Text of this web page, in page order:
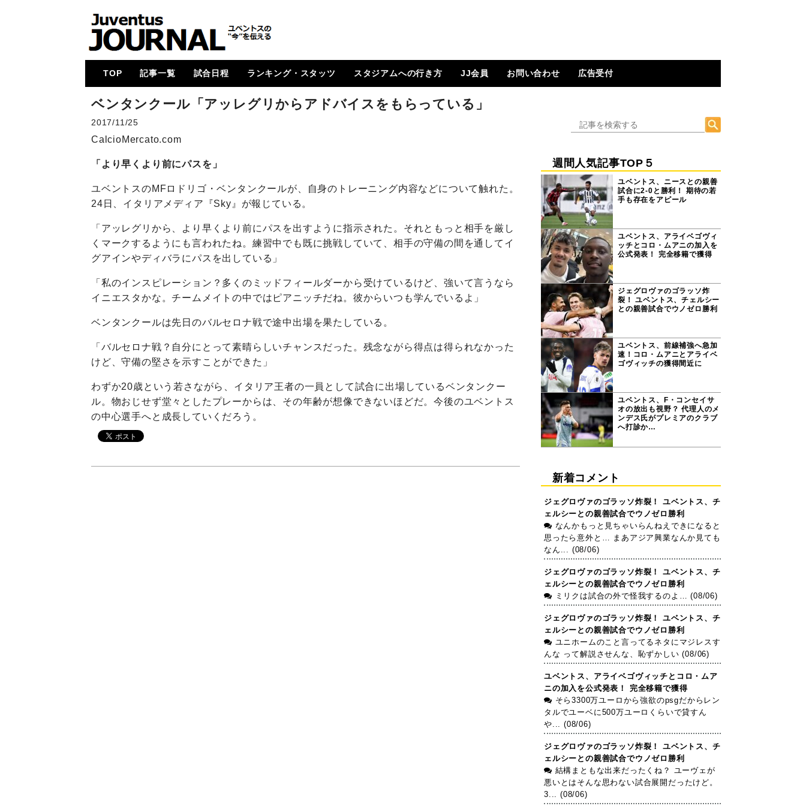
TOP 記事一覧
メイン
コラム
特集
メルカート
動画
試合レビュー
招集メンバー
UCL
U23・下部組織・
Women
カルチョ全般
試合日程
2017-18
2018-19
2019-20
2020-21
2021-22
2022-23
2023-24
2024-25
ランキング・スタッツ
各国順位表
次節 日程一覧
ゴールランキング
スタジアムへの行き方
はじめに
How To Go ?
JJ会員
JJ会員とは
ログイン
会員ページ
登録方法（図解）
お問い合わせ 広告受付
ベンタンクール「アッレグリからアドバイスをもらっている」
2017/11/25
CalcioMercato.com
「より早くより前にパスを」
ユベントスのMFロドリゴ・ベンタンクールが、自身のトレーニング内容などについて触れた。
24日、イタリアメディア『Sky』が報じている。
「アッレグリから、より早くより前にパスを出すように指示された。それともっと相手を厳し
くマークするようにも言われたね。練習中でも既に挑戦していて、相手の守備の間を通してイ
グアインやディバラにパスを出している」
「私のインスピレーション？多くのミッドフィールダーから受けているけど、強いて言うなら
イニエスタかな。チームメイトの中ではピアニッチだね。彼からいつも学んでいるよ」
ベンタンクールは先日のバルセロナ戦で途中出場を果たしている。
「バルセロナ戦？自分にとって素晴らしいチャンスだった。残念ながら得点は得られなかった
けど、守備の堅さを示すことができた」
わずか20歳という若さながら、イタリア王者の一員として試合に出場しているベンタンクー
ル。物おじせず堂々としたプレーからは、その年齢が想像できないほどだ。今後のユベントス
の中心選手へと成長していくだろう。
週間人気記事TOP５
ユベントス、ニースとの親善
試合に2-0と勝利！ 期待の若
手も存在をアピール
ユベントス、アライベゴヴィ
ッチとコロ・ムアニの加入を
公式発表！ 完全移籍で獲得
ジェグロヴァのゴラッソ炸
裂！ ユベントス、チェルシー
との親善試合でウノゼロ勝利
ユベントス、前線補強へ急加
速！コロ・ムアニとアライベ
ゴヴィッチの獲得間近に
ユベントス、F・コンセイサ
オの放出も視野？ 代理人のメ
ンデス氏がプレミアのクラブ
へ打診か…
新着コメント
ジェグロヴァのゴラッソ炸裂！ ユベントス、チ
ェルシーとの親善試合でウノゼロ勝利
なんかもっと見ちゃいらんねえできになると
思ったら意外と… まあアジア興業なんか見ても
なん... (08/06)
ジェグロヴァのゴラッソ炸裂！ ユベントス、チ
ェルシーとの親善試合でウノゼロ勝利
ミリクは試合の外で怪我するのよ… (08/06)
ジェグロヴァのゴラッソ炸裂！ ユベントス、チ
ェルシーとの親善試合でウノゼロ勝利
ユニホームのこと言ってるネタにマジレスす
んな って解説させんな、恥ずかしい (08/06)
ユベントス、アライベゴヴィッチとコロ・ムア
ニの加入を公式発表！ 完全移籍で獲得
そら3300万ユーロから強欲のpsgだからレン
タルでユーベに500万ユーロくらいで貸すん
や... (08/06)
ジェグロヴァのゴラッソ炸裂！ ユベントス、チ
ェルシーとの親善試合でウノゼロ勝利
結構まともな出来だったくね？ ユーヴェが
悪いとはそんな思わない試合展開だったけど。
3... (08/06)